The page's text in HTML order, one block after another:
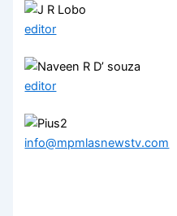
editor
editor
info@mpmlasnewstv.com